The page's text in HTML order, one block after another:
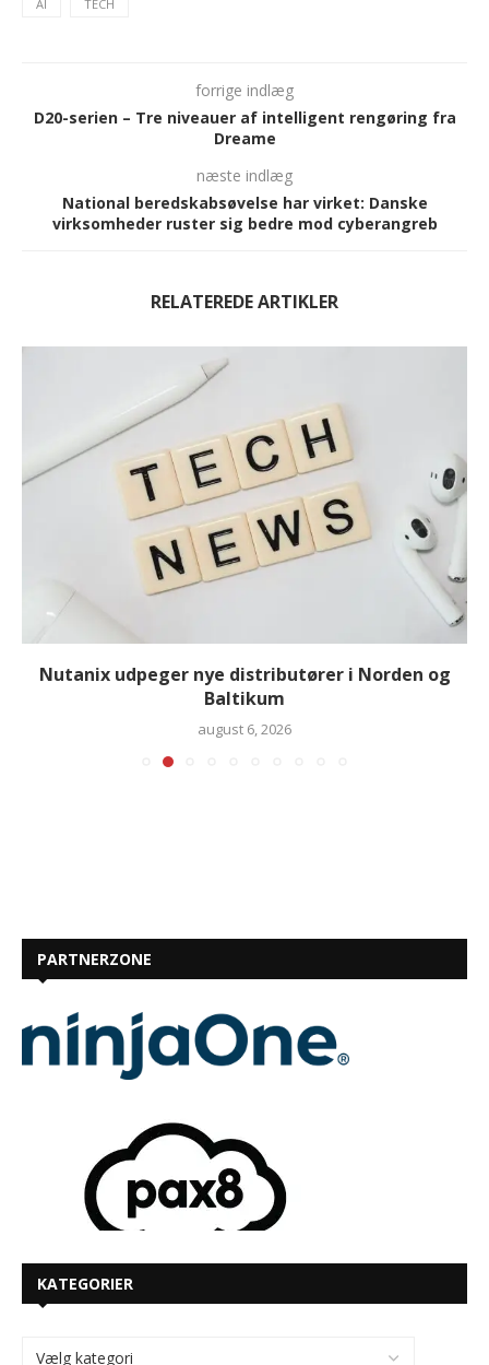
AI TECH
forrige indlæg
D20-serien – Tre niveauer af intelligent rengøring fra
Dreame
næste indlæg
National beredskabsøvelse har virket: Danske
virksomheder ruster sig bedre mod cyberangreb
RELATEREDE ARTIKLER
Nutanix udpeger nye distributører i Norden og
Baltikum
august 6, 2026
PARTNERZONE
KATEGORIER